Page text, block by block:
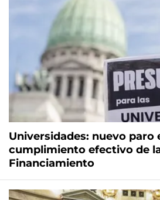
Universidades: nuevo paro
cumplimiento efectivo de
Financiamiento